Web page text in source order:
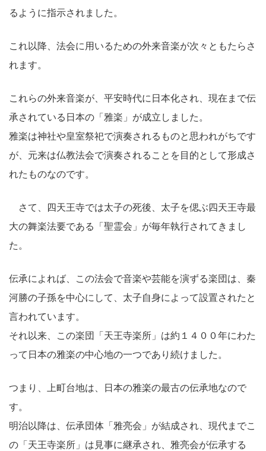
るように指示されました。
これ以降、法会に用いるための外来音楽が次々ともたらさ
れます。
これらの外来音楽が、平安時代に日本化され、現在まで伝
承されている日本の「雅楽」が成立しました。
雅楽は神社や皇室祭祀で演奏されるものと思われがちです
が、元来は仏教法会で演奏されることを目的として形成さ
れたものなのです。
さて、四天王寺では太子の死後、太子を偲ぶ四天王寺最
大の舞楽法要である「聖霊会」が毎年執行されてきまし
た。
伝承によれば、この法会で音楽や芸能を演ずる楽団は、秦
河勝の子孫を中心にして、太子自身によって設置されたと
言われています。
それ以来、この楽団「天王寺楽所」は約１４００年にわた
って日本の雅楽の中心地の一つであり続けました。
つまり、上町台地は、日本の雅楽の最古の伝承地なので
す。
明治以降は、伝承団体「雅亮会」が結成され、現代までこ
の「天王寺楽所」は見事に継承され、雅亮会が伝承する